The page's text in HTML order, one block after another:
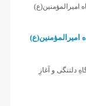
امیرالمؤمنین(ع)